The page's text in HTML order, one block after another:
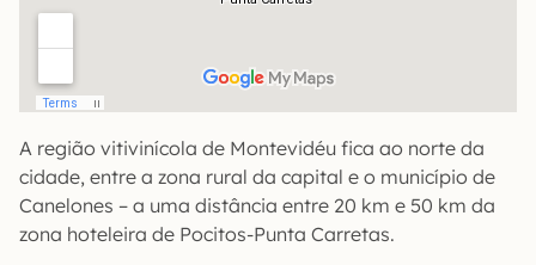
A região vitivinícola de Montevidéu fica ao norte da
cidade, entre a zona rural da capital e o município de
Canelones – a uma distância entre 20 km e 50 km da
zona hoteleira de Pocitos-Punta Carretas.